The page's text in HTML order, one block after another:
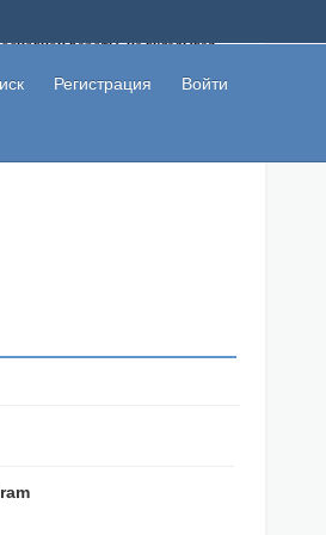
работы, не вкладывая
Вы сможете начать зарабатывать
Регистрация Войти